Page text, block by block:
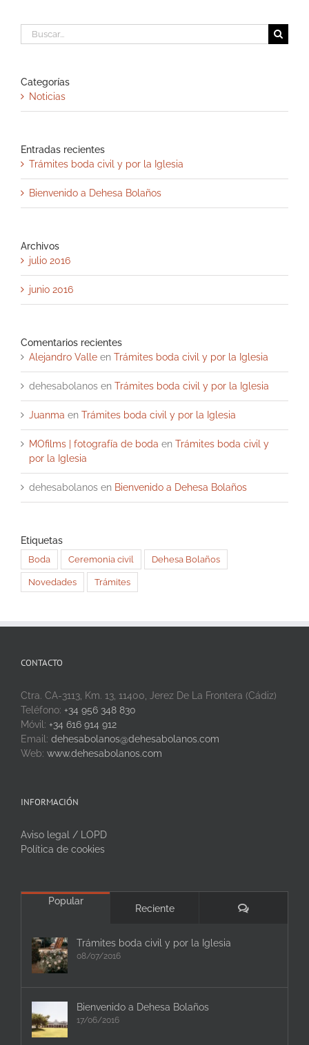
Buscar:
Categorías
Noticias
Entradas recientes
Trámites boda civil y por la Iglesia
Bienvenido a Dehesa Bolaños
Archivos
julio 2016
junio 2016
Comentarios recientes
Alejandro Valle en Trámites boda civil y por la Iglesia
dehesabolanos en Trámites boda civil y por la Iglesia
Juanma en Trámites boda civil y por la Iglesia
MOfilms | fotografía de boda en Trámites boda civil y
por la Iglesia
dehesabolanos en Bienvenido a Dehesa Bolaños
Etiquetas
Boda Ceremonia civil Dehesa Bolaños
Novedades Trámites
CONTACTO
Ctra. CA-3113, Km. 13, 11400, Jerez De La Frontera (Cádiz)
Teléfono: +34 956 348 830
Móvil: +34 616 914 912
Email: dehesabolanos@dehesabolanos.com
Web: www.dehesabolanos.com
INFORMACIÓN
Aviso legal / LOPD
Política de cookies
Popular
Reciente Comentarios
Trámites boda civil y por la Iglesia
08/07/2016
Bienvenido a Dehesa Bolaños
17/06/2016